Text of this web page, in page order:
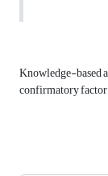
Knowledge-based
confirmatory